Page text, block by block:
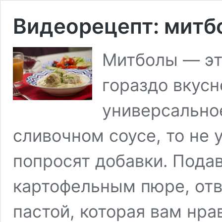
Видеорецепт:
Митболы —
гораздо
сливочном соусе, то не
попросят добавки.
картофельным пюре,
пастой, которая вам